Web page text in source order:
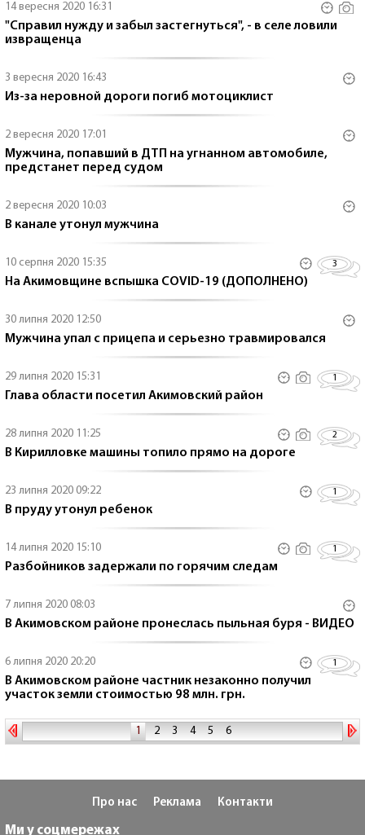
14 вересня 2020 16:31
"Справил нужду и забыл застегнуться", - в селе ловили
извращенца
3 вересня 2020 16:43
Из-за неровной дороги погиб мотоциклист
2 вересня 2020 17:01
Мужчина, попавший в ДТП на угнанном автомобиле,
предстанет перед судом
2 вересня 2020 10:03
В канале утонул мужчина
10 серпня 2020 15:35 3
На Акимовщине вспышка COVID-19 (ДОПОЛНЕНО)
30 липня 2020 12:50
Мужчина упал с прицепа и серьезно травмировался
29 липня 2020 15:31 1
Глава области посетил Акимовский район
28 липня 2020 11:25 2
В Кирилловке машины топило прямо на дороге
23 липня 2020 09:22 1
В пруду утонул ребенок
14 липня 2020 15:10 1
Разбойников задержали по горячим следам
7 липня 2020 08:03
В Акимовском районе пронеслась пыльная буря - ВИДЕО
6 липня 2020 20:20 1
В Акимовском районе частник незаконно получил
участок земли стоимостью 98 млн. грн.
1 2 3 4 5 6
Про нас Реклама Контакти
Ми у соцмережах